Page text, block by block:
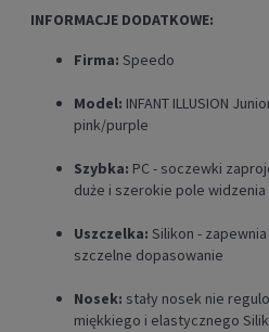
INFORMACJE DODATKOWE:
Firma: Speedo
Model: INFANT ILLUSION
pink/purple
Szybka: PC - soczewki
duże i szerokie pole widzenia
Uszczelka: Silikon -
szczelne dopasowanie
Nosek: stały nosek nie
miękkiego i elastycznego